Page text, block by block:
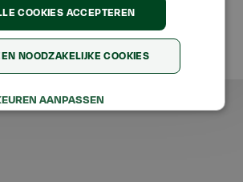
Privacy
COOKIES ACCEPTEREN
NOODZAKELIJKE COOKIES
AANPASSEN